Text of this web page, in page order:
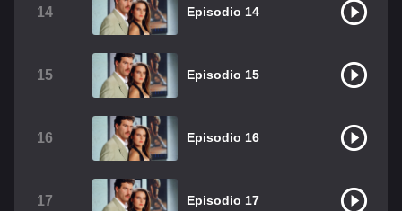
14 Episodio 14
15 Episodio 15
16 Episodio 16
17 Episodio 17